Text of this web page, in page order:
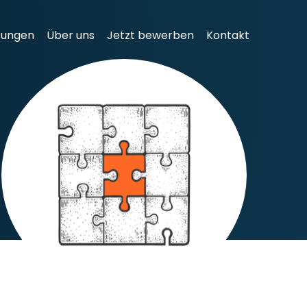
Über uns Jetzt bewerben Kontakt